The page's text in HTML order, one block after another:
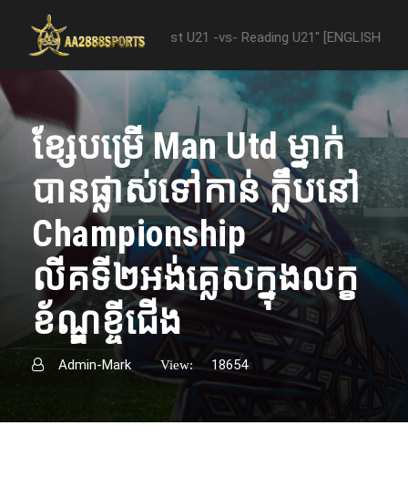
"Nottingham Forest U21 -vs- Reading U21" [ENGLISH
ខ្សែបម្រើ​ Man Utd ម្នាក់
បានផ្លាស់​ទៅ​កាន់​ ក្លឹប​នៅ​
Championship
លីគទី២អង់គ្លេសក្នុង​លក្ខ
ខ័ណ្ឌ​ខ្ចី​ជើង​
Admin-Mark View: 18654